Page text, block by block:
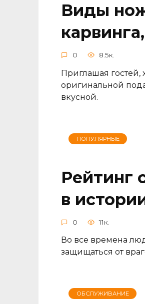
Виды
0 8.5к.
Приглашая гостей,
оригинальной
вкусной.
ПОПУЛЯРНЫЕ
Рейтинг
в
0 11к.
Во все времена
защищаться от
ОБСЛУЖИВАНИЕ